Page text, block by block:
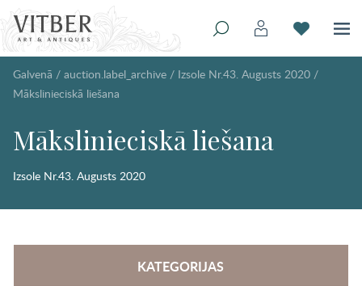
Galvenā / auction.label_archive / Izsole Nr.43. Augusts 2020 /
Mākslinieciskā liešana
Mākslinieciskā liešana
Izsole Nr.43. Augusts 2020
KATEGORIJAS